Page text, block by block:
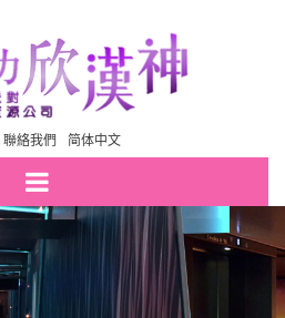
聯絡我們 简体中文